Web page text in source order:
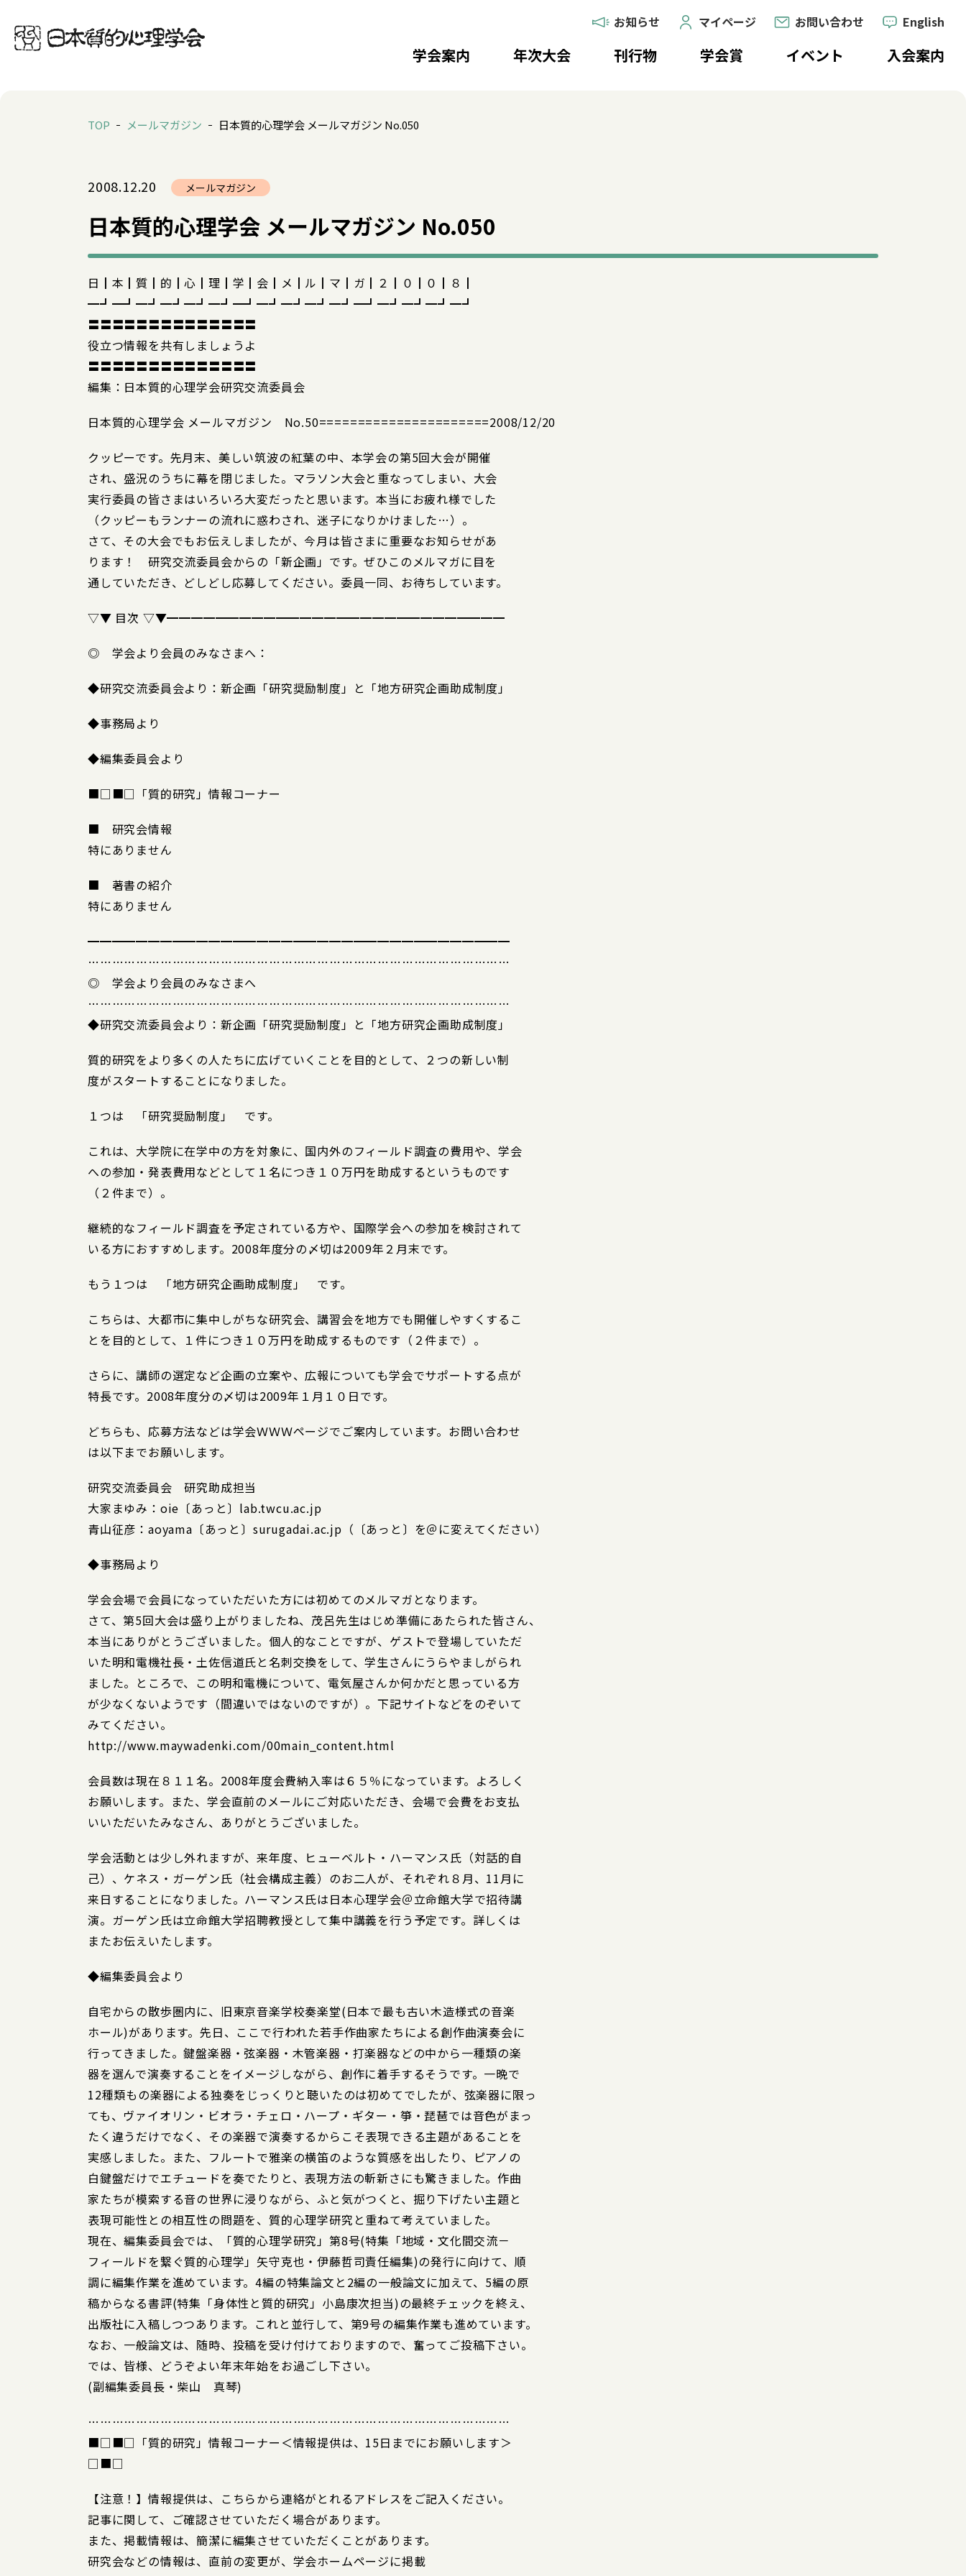
お知らせ マイページ お問い合わせ English
学会案内 年次大会 刊行物 学会賞 イベント 入会案内
TOP メールマガジン 日本質的心理学会 メールマガジン No.050
2008.12.20 メールマガジン
日本質的心理学会 メールマガジン No.050
日┃本┃質┃的┃心┃理┃学┃会┃メ┃ル┃マ┃ガ┃２┃０┃０┃８┃
━┛━┛━┛━┛━┛━┛━┛━┛━┛━┛━┛━┛━┛━┛━┛━┛
〓〓〓〓〓〓〓〓〓〓〓〓〓〓
役立つ情報を共有しましょうよ
〓〓〓〓〓〓〓〓〓〓〓〓〓〓
編集：日本質的心理学会研究交流委員会
日本質的心理学会 メールマガジン No.50======================2008/12/20
クッピーです。先月末、美しい筑波の紅葉の中、本学会の第5回大会が開催
され、盛況のうちに幕を閉じました。マラソン大会と重なってしまい、大会
実行委員の皆さまはいろいろ大変だったと思います。本当にお疲れ様でした
（クッピーもランナーの流れに惑わされ、迷子になりかけました…）。
さて、その大会でもお伝えしましたが、今月は皆さまに重要なお知らせがあ
ります！ 研究交流委員会からの「新企画」です。ぜひこのメルマガに目を
通していただき、どしどし応募してください。委員一同、お待ちしています。
▽▼ 目次 ▽▼━━━━━━━━━━━━━━━━━━━━━━━━━━━━
◎ 学会より会員のみなさまへ：
◆研究交流委員会より：新企画「研究奨励制度」と「地方研究企画助成制度」
◆事務局より
◆編集委員会より
■□■□「質的研究」情報コーナー
■ 研究会情報
特にありません
■ 著書の紹介
特にありません
━━━━━━━━━━━━━━━━━━━━━━━━━━━━━━━━━━━
……………………………………………………………………………………………
◎ 学会より会員のみなさまへ
……………………………………………………………………………………………
◆研究交流委員会より：新企画「研究奨励制度」と「地方研究企画助成制度」
質的研究をより多くの人たちに広げていくことを目的として、２つの新しい制
度がスタートすることになりました。
１つは 「研究奨励制度」 です。
これは、大学院に在学中の方を対象に、国内外のフィールド調査の費用や、学会
への参加・発表費用などとして１名につき１０万円を助成するというものです
（２件まで）。
継続的なフィールド調査を予定されている方や、国際学会への参加を検討されて
いる方におすすめします。2008年度分の〆切は2009年２月末です。
もう１つは 「地方研究企画助成制度」 です。
こちらは、大都市に集中しがちな研究会、講習会を地方でも開催しやすくするこ
とを目的として、１件につき１０万円を助成するものです（２件まで）。
さらに、講師の選定など企画の立案や、広報についても学会でサポートする点が
特長です。2008年度分の〆切は2009年１月１０日です。
どちらも、応募方法などは学会ＷＷＷページでご案内しています。お問い合わせ
は以下までお願いします。
研究交流委員会 研究助成担当
大家まゆみ：oie〔あっと〕lab.twcu.ac.jp
青山征彦：aoyama〔あっと〕surugadai.ac.jp（〔あっと〕を＠に変えてください）
◆事務局より
学会会場で会員になっていただいた方には初めてのメルマガとなります。
さて、第5回大会は盛り上がりましたね、茂呂先生はじめ準備にあたられた皆さん、
本当にありがとうございました。個人的なことですが、ゲストで登場していただ
いた明和電機社長・土佐信道氏と名刺交換をして、学生さんにうらやましがられ
ました。ところで、この明和電機について、電気屋さんか何かだと思っている方
が少なくないようです（間違いではないのですが）。下記サイトなどをのぞいて
みてください。
http://www.maywadenki.com/00main_content.html
会員数は現在８１１名。2008年度会費納入率は６５％になっています。よろしく
お願いします。また、学会直前のメールにご対応いただき、会場で会費をお支払
いいただいたみなさん、ありがとうございました。
学会活動とは少し外れますが、来年度、ヒューベルト・ハーマンス氏（対話的自
己）、ケネス・ガーゲン氏（社会構成主義）のお二人が、それぞれ８月、11月に
来日することになりました。ハーマンス氏は日本心理学会＠立命館大学で招待講
演。ガーゲン氏は立命館大学招聘教授として集中講義を行う予定です。詳しくは
またお伝えいたします。
◆編集委員会より
自宅からの散歩圏内に、旧東京音楽学校奏楽堂(日本で最も古い木造様式の音楽
ホール)があります。先日、ここで行われた若手作曲家たちによる創作曲演奏会に
行ってきました。鍵盤楽器・弦楽器・木管楽器・打楽器などの中から一種類の楽
器を選んで演奏することをイメージしながら、創作に着手するそうです。一晩で
12種類もの楽器による独奏をじっくりと聴いたのは初めてでしたが、弦楽器に限っ
ても、ヴァイオリン・ビオラ・チェロ・ハープ・ギター・箏・琵琶では音色がまっ
たく違うだけでなく、その楽器で演奏するからこそ表現できる主題があることを
実感しました。また、フルートで雅楽の横笛のような質感を出したり、ピアノの
白鍵盤だけでエチュードを奏でたりと、表現方法の斬新さにも驚きました。作曲
家たちが模索する音の世界に浸りながら、ふと気がつくと、掘り下げたい主題と
表現可能性との相互性の問題を、質的心理学研究と重ねて考えていました。
現在、編集委員会では、「質的心理学研究」第8号(特集「地域・文化間交流－
フィールドを繋ぐ質的心理学」矢守克也・伊藤哲司責任編集)の発行に向けて、順
調に編集作業を進めています。4編の特集論文と2編の一般論文に加えて、5編の原
稿からなる書評(特集「身体性と質的研究」小島康次担当)の最終チェックを終え、
出版社に入稿しつつあります。これと並行して、第9号の編集作業も進めています。
なお、一般論文は、随時、投稿を受け付けておりますので、奮ってご投稿下さい。
では、皆様、どうぞよい年末年始をお過ごし下さい。
(副編集委員長・柴山 真琴)
……………………………………………………………………………………………
■□■□「質的研究」情報コーナー＜情報提供は、15日までにお願いします＞
□■□
【注意！】情報提供は、こちらから連絡がとれるアドレスをご記入ください。
記事に関して、ご確認させていただく場合があります。
また、掲載情報は、簡潔に編集させていただくことがあります。
研究会などの情報は、直前の変更が、学会ホームページに掲載